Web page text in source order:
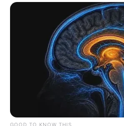
GOOD TO KNOW THIS